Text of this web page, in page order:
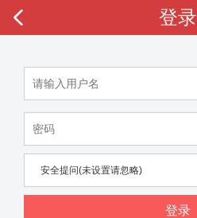
登录
安全提问(未设置请忽略)
登录